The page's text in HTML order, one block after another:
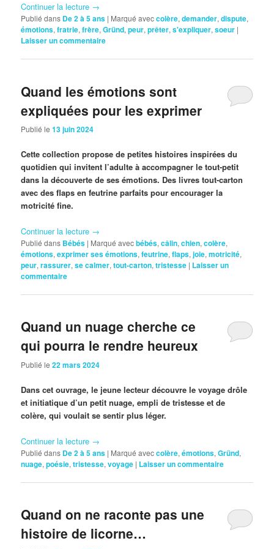
Continuer la lecture →
Publié dans De 2 à 5 ans | Marqué aveccolère,demander,dispute,
émotions,fratrie,frère,Gründ,peur,prêter,s'expliquer,soeur |
Laisser un commentaire
Quand les émotions sont
expliquées pour les exprimer
Publié le13 juin 2024
Cette collection propose de petites histoires inspirées du
quotidien qui invitent l’adulte à accompagner le tout-petit
dans la découverte de ses émotions. Des livres tout-carton
avec des flaps en feutrine parfaits pour encourager la
motricité fine.
Continuer la lecture →
Publié dans Bébés | Marqué avecbébés,câlin,chien,colère,
émotions,exprimer ses émotions,feutrine,flaps,joie,motricité,
peur,rassurer,se calmer,tout-carton,tristesse | Laisser un
commentaire
Quand un nuage cherche ce
qui pourra le rendre heureux
Publié le22 mars 2024
Dans cet ouvrage, le jeune lecteur découvre le voyage drôle
et initiatique d’un petit nuage, empli de tristesse et de
colère, qui voulait se sentir plus léger.
Continuer la lecture →
Publié dans De 2 à 5 ans | Marqué aveccolère,émotions,Gründ,
nuage,poésie,tristesse,voyage | Laisser un commentaire
Quand on ne raconte pas une
histoire de licorne…